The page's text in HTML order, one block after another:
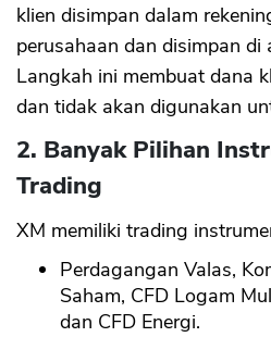
klien disimpan dalam
perusahaan dan disimpan di
Langkah ini membuat dana
dan tidak akan digunakan
2. Banyak Pilihan
Trading
XM memiliki trading
Perdagangan Valas,
Saham, CFD Logam
dan CFD Energi.